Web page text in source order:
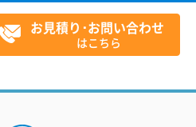
お見積り･お問い合わせ
はこちら